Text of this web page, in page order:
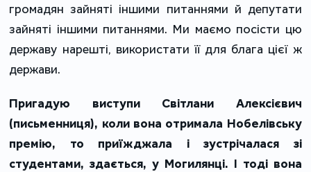
громадян зайняті іншими питаннями й депутати
зайняті іншими питаннями. Ми маємо посісти цю
державу нарешті, використати її для блага цієї ж
держави.
Пригадую виступи Світлани Алексієвич
(письменниця), коли вона отримала Нобелівську
премію, то приїжджала і зустрічалася зі
студентами, здається, у Могилянці. І тоді вона